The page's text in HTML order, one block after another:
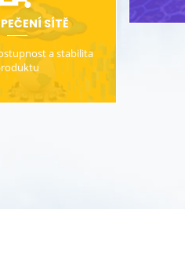
SÍTĚ
a stabilita